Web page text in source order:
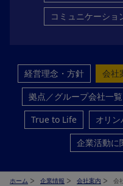
コミュニケーショ
経営理念・方針 会社
拠点／グループ会社一覧
True to Life
オリ
企業活動に
ホーム 企業情報 会社案内 会